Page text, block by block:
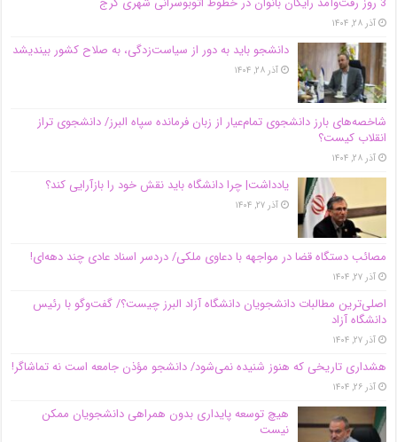
آذر ۲۸, ۱۴۰۴
دانشجو باید به دور از سیاست‌زدگی، به صلاح کشور بیندیشد
آذر ۲۸, ۱۴۰۴
شاخصه‌های بارز دانشجوی تمام‌عیار از زبان فرمانده سپاه البرز/ دانشجوی تراز
انقلاب کیست؟
آذر ۲۸, ۱۴۰۴
یادداشت| چرا دانشگاه باید نقش خود را بازآرایی کند؟
آذر ۲۷, ۱۴۰۴
مصائب دستگاه قضا در مواجهه با دعاوی ملکی/ دردسر اسناد عادی چند‌ دهه‌ای!
آذر ۲۷, ۱۴۰۴
اصلی‌ترین مطالبات دانشجویان دانشگاه آزاد البرز چیست؟/ گفت‌وگو با رئیس
دانشگاه آز‌اد
آذر ۲۷, ۱۴۰۴
هشداری تاریخی که هنوز شنیده نمی‌شود/ دانشجو مؤذن جامعه است نه تماشاگر!
آذر ۲۶, ۱۴۰۴
هیچ توسعه پایداری بدون همراهی دانشجویان ممکن
نیست